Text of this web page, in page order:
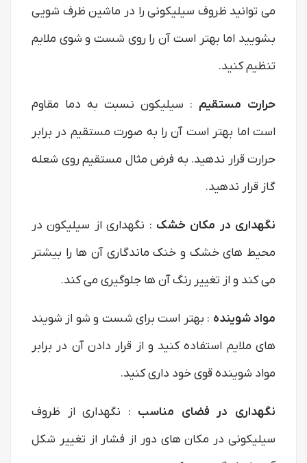
می توانید ظروف سیلیکونی را در ماشین ظرف شویی
بشویید اما بهتر است آن را روی شست و شوی ملایم
تنظیم کنید.
حرارت مستقیم : سیلیکون نسبت به دما مقاوم
است اما بهتر است آن را به صورت مستقیم در برابر
حرارت قرار ندهید. به فرض مثال مستقیم روی شعله
گاز قرار ندهید.
نگهداری در مکان خشک : نگهداری از سیلیکون در
محیط های خشک و خنک ماندگاری آن ها را بیشتر
می کند و از تغییر رنگ آن ها جلوگیری می کند.
مواد شوینده : بهتر است برای شست و شو از شویند
های ملایم استفاده کنید و از قرار دادن آن در برابر
مواد شوینده قوی خود داری کنید.
نگهداری در فضای مناسب : نگهداری از ظروف
سیلیکونی در مکان های دور از فشار از تغییر شکل